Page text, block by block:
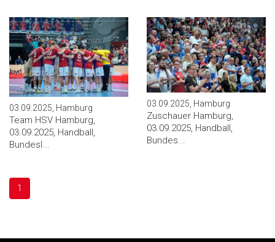
03.09.2025, Hamburg
Team HSV Hamburg,
03.09.2025, Handball,
Bundesl...
03.09.2025, Hamburg
Zuschauer Hamburg,
03.09.2025, Handball,
Bundes...
1